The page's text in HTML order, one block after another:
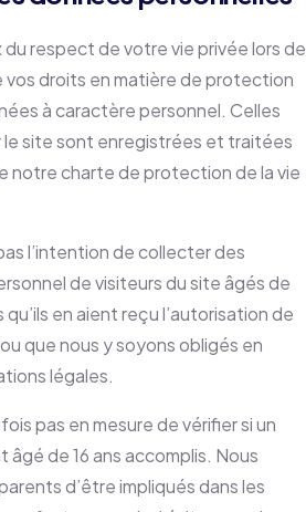
du respect de votre vie privée lors de
vos droits en matière de protection
à caractère personnel. Celles
le site sont enregistrées et traitées
notre charte de protection de la vie
l’intention de collecter des
de visiteurs du site âgés de
qu’ils en aient reçu l’autorisation de
que nous y soyons obligés en
légales.
pas en mesure de vérifier si un
de 16 ans accomplis. Nous
d’être impliqués dans les